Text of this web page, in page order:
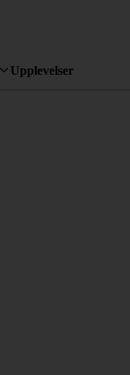
Upplevelser